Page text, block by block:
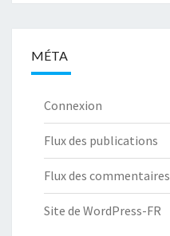
MÉTA
Connexion
Flux des publications
Flux des commentaires
Site de WordPress-FR